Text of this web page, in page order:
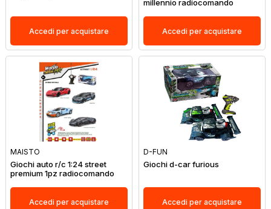
Accedi per acquistare
millennio radiocomando
Accedi per acquistare
MAISTO
Giochi auto r/c 1:24 street
premium 1pz radiocomando
Accedi per acquistare
D-FUN
Giochi d-car furious
Accedi per acquistare